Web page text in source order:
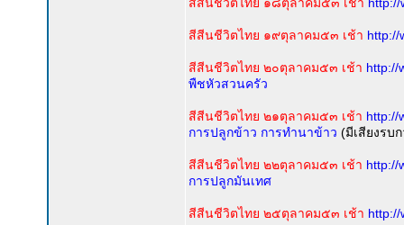
สีสีนชีวิตไทย ๑๙ตุลาคม๕๓ เช้า http://
สีสีนชีวิตไทย ๒๐ตุลาคม๕๓ เช้า http://
พืชหัวสวนครัว
สีสีนชีวิตไทย ๒๑ตุลาคม๕๓ เช้า http://
การปลูกข้าว การทำนาข้าว (มีเสียงรบ
สีสีนชีวิตไทย ๒๒ตุลาคม๕๓ เช้า http://
การปลูกมันเทศ
สีสีนชีวิตไทย ๒๕ตุลาคม๕๓ เช้า http://